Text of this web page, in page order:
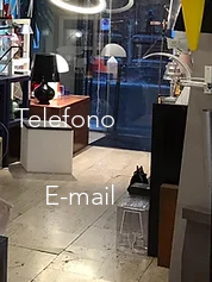
Telefono
E-mail